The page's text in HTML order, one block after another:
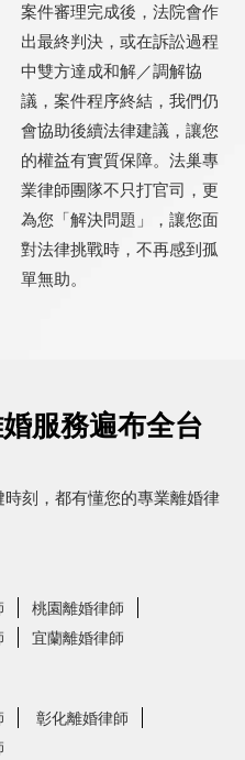
案件審理完成後，法院會作
出最終判決，或在訴訟過程
中雙方達成和解／調解協
議，案件程序終結，我們仍
會協助後續法律建議，讓您
的權益有實質保障。法巢專
業律師團隊不只打官司，更
為您「解決問題」，讓您面
對法律挑戰時，不再感到孤
單無助。
服務遍布全台
刻，都有懂您的專業離婚律
桃園離婚律師
宜蘭離婚律師
彰化離婚律師